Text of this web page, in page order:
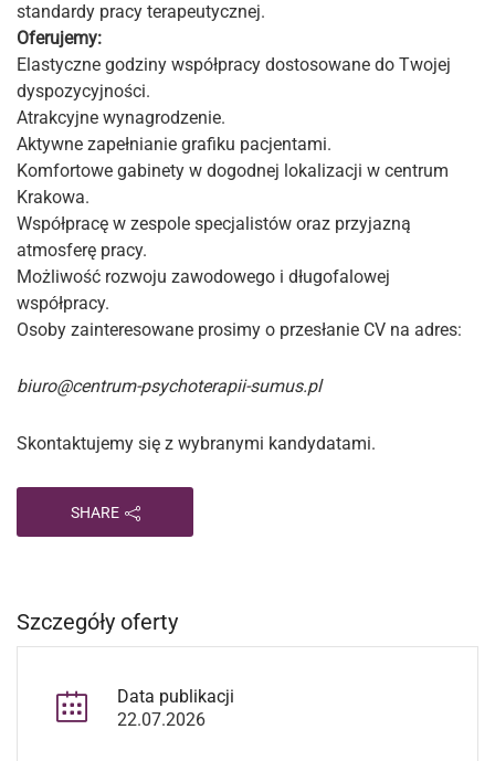
standardy pracy terapeutycznej.
Oferujemy:
Elastyczne godziny współpracy dostosowane do Twojej
dyspozycyjności.
Atrakcyjne wynagrodzenie.
Aktywne zapełnianie grafiku pacjentami.
Komfortowe gabinety w dogodnej lokalizacji w centrum
Krakowa.
Współpracę w zespole specjalistów oraz przyjazną
atmosferę pracy.
Możliwość rozwoju zawodowego i długofalowej
współpracy.
Osoby zainteresowane prosimy o przesłanie CV na adres:
biuro@centrum-psychoterapii-sumus.pl
Skontaktujemy się z wybranymi kandydatami.
SHARE
Szczegóły oferty
Data publikacji
22.07.2026